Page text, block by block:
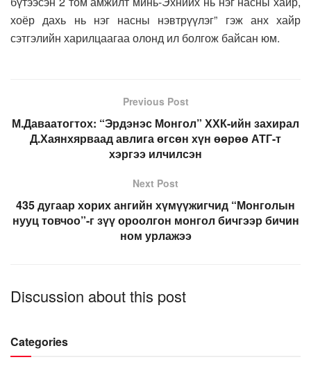
хоёрдахь нь нэг насны нэвтрүүлэг” гэж анх хайр
сэтгэлийн харилцаагаа олонд ил болгож байсан юм.
Previous Post
М.Даваатогтох: “Эрдэнэс Монгол” ХХК-ийн захирал
Д.Хаянхярваад авлига өгсөн хүн өөрөө АТГ-т
хэргээ илчилсэн
Next Post
435 дугаар хорих ангийн хүмүүжигчид “Монголын
нууц товчоо”-г зүү ороолгон монгол бичгээр бичин
ном урлажээ
Discussion about this post
Categories